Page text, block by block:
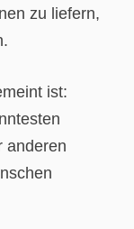
zu liefern,
ist:
anderen